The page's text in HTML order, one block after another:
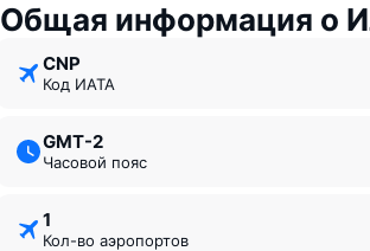
Общая информация о
CNP
Код ИАТА
GMT-2
Часовой пояс
1
Кол-во аэропортов